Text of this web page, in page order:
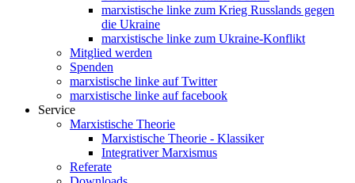
marxistische linke zum Krieg Russlands gegen
die Ukraine
marxistische linke zum Ukraine-Konflikt
Mitglied werden
Spenden
marxistische linke auf Twitter
marxistische linke auf facebook
Service
Marxistische Theorie
Marxistische Theorie - Klassiker
Integrativer Marxismus
Referate